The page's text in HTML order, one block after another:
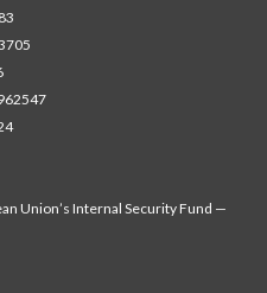
Union’s Internal Security Fund —